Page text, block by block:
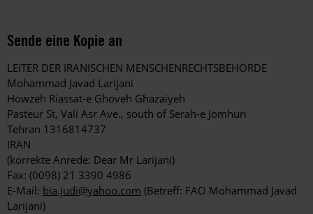
Sende eine Kopie an
LEITER DER IRANISCHEN MENSCHENRECHTSBEHÖRDE
Mohammad Javad Larijani
Howzeh Riassat-e Ghoveh Ghazaiyeh
Pasteur St, Vali Asr Ave., south of Serah-e Jomhuri
Tehran 1316814737
IRAN
(korrekte Anrede: Dear Mr Larijani)
Fax: (0098) 21 3390 4986
E-Mail: bia.judi@yahoo.com (Betreff: FAO Mohammad Javad
Larijani)